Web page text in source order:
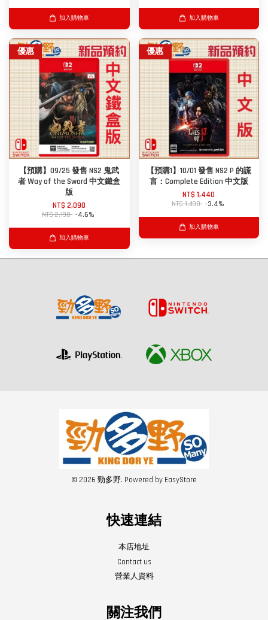
加入購物車 加入購物車
優惠
【預購】09/25 發售 NS2 鬼武
者 Way of the Sword 中文鐵盒
版
NT$ 2,090
NT$ 2,190 -4.6%
加入購物車
優惠
【預購1】10/01 發售 NS2 P 的謊
言：Complete Edition 中文版
NT$ 1,440
NT$ 1,490 -3.4%
加入購物車
© 2026 勁多野. Powered by EasyStore
快速連結
本店地址
Contact us
營業人資料
關注我們